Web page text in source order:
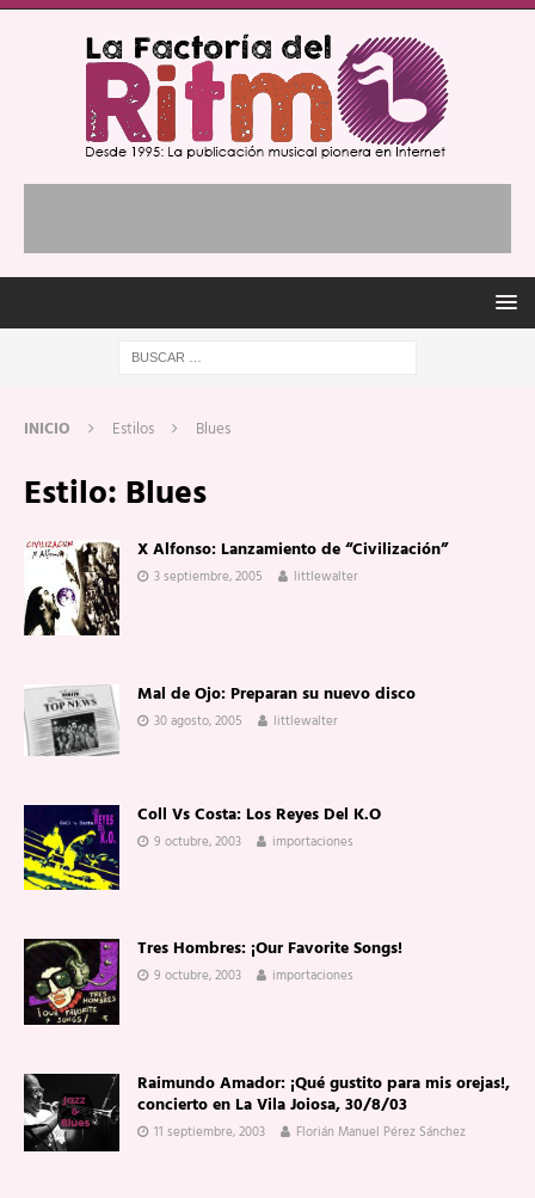
INICIO Estilos Blues
Estilo: Blues
X Alfonso: Lanzamiento de “Civilización”
3 septiembre, 2005 littlewalter
Mal de Ojo: Preparan su nuevo disco
30 agosto, 2005 littlewalter
Coll Vs Costa: Los Reyes Del K.O
9 octubre, 2003 importaciones
Tres Hombres: ¡Our Favorite Songs!
9 octubre, 2003 importaciones
Raimundo Amador: ¡Qué gustito para mis orejas!,
concierto en La Vila Joiosa, 30/8/03
11 septiembre, 2003 Florián Manuel Pérez Sánchez